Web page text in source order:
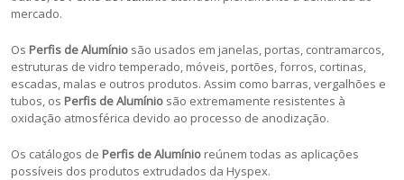
mercado.
Os Perfis de Alumínio são usados em janelas, portas, contramarcos,
estruturas de vidro temperado, móveis, portões, forros, cortinas,
escadas, malas e outros produtos. Assim como barras, vergalhões e
tubos, os Perfis de Alumínio são extremamente resistentes à
oxidação atmosférica devido ao processo de anodização.
Os catálogos de Perfis de Alumínio reúnem todas as aplicações
possíveis dos produtos extrudados da Hyspex.